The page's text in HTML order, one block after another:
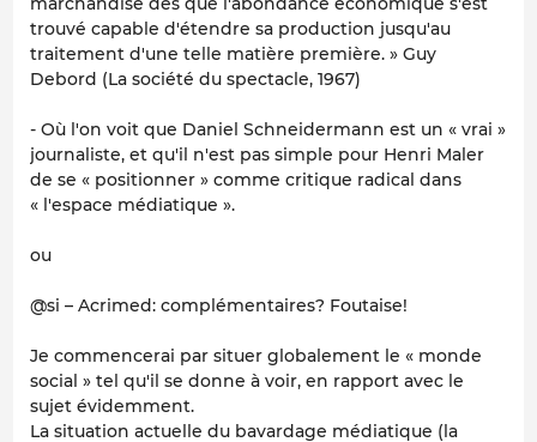
trouvé capable d'étendre sa production jusqu'au
traitement d'une telle matière première. » Guy
Debord (La société du spectacle, 1967)
- Où l'on voit que Daniel Schneidermann est un « vrai »
journaliste, et qu'il n'est pas simple pour Henri Maler
de se « positionner » comme critique radical dans
« l'espace médiatique ».
ou
@si – Acrimed: complémentaires? Foutaise!
Je commencerai par situer globalement le « monde
social » tel qu'il se donne à voir, en rapport avec le
sujet évidemment.
La situation actuelle du bavardage médiatique (la